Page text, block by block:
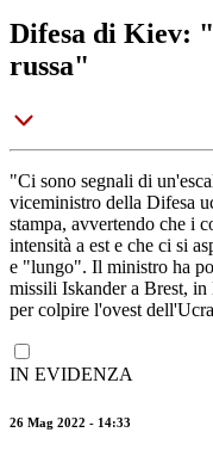
Difesa di Kiev:
russa"
"Ci sono segnali di
viceministro della Difesa
stampa, avvertendo che i
intensità a est e che ci si
e "lungo". Il ministro ha
missili Iskander a Brest, in
per colpire l'ovest
IN EVIDENZA
26 Mag 2022 - 14:33